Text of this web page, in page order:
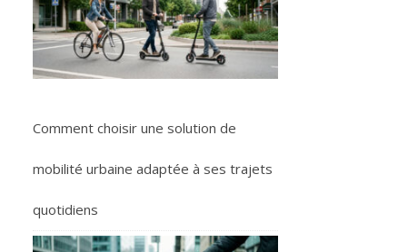
Comment choisir une solution de
mobilité urbaine adaptée à ses trajets
quotidiens